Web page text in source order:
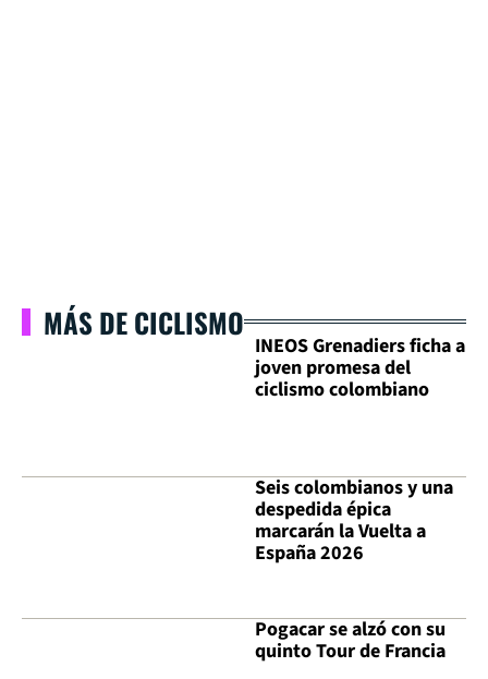
MÁS DE CICLISMO
INEOS Grenadiers ficha a
joven promesa del
ciclismo colombiano
Seis colombianos y una
despedida épica
marcarán la Vuelta a
España 2026
Pogacar se alzó con su
quinto Tour de Francia